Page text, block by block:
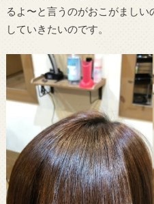
るよ〜と言うのがおこがまし
していきたいのです。